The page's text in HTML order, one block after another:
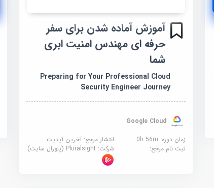
آموزش آماده شدن برای سفر
حرفه ای مهندس امنیت ابری
شما
Preparing for Your Professional Cloud
Security Engineer Journey
Google Cloud
زمان دوره: 0h 56m
انتشار مرجع: آخرین آپدیت
ثبت نام مرجع:
شرکت: Pluralsight (پلورال سایت)